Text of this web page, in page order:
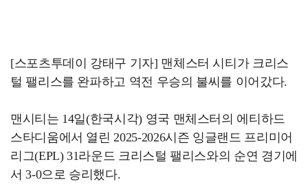
[스포츠투데이 강태구 기자] 맨체스터 시티가 크리스
털 팰리스를 완파하고 역전 우승의 불씨를 이어갔다.
맨시티는 14일(한국시각) 영국 맨체스터의 에티하드
스타디움에서 열린 2025-2026시즌 잉글랜드 프리미어
리그(EPL) 31라운드 크리스털 팰리스와의 순연 경기에
서 3-0으로 승리했다.